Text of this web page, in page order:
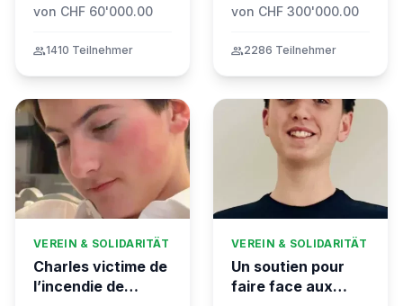
von CHF 60'000.00
group1410 Teilnehmer
von CHF 300'000.00
group2286 Teilnehmer
VEREIN & SOLIDARITÄT
Charles victime de
l’incendie de
VEREIN & SOLIDARITÄT
Un soutien pour
faire face aux